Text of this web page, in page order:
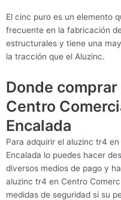
El cinc puro es un elemento
frecuente en la fabricación
estructurales y tiene una
la tracción que el Aluzinc.
Donde
Centro
Encalada
Para adquirir el aluzinc tr4
Encalada lo puedes hacer
diversos medios de pago y
aluzinc tr4 en Centro
medidas de seguridad si su